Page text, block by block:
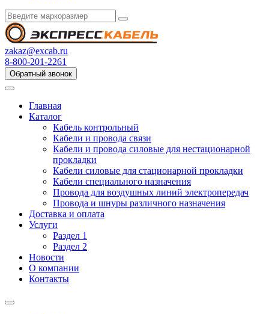
zakaz@excab.ru
8-800-201-2261
Обратный звонок
Главная
Каталог
Кабель контрольный
Кабели и провода связи
Кабели и провода силовые для нестационарной
прокладки
Кабели силовые для стационарной прокладки
Кабели специального назначения
Провода для воздушных линий электропередач
Провода и шнуры различного назначения
Доставка и оплата
Услуги
Раздел 1
Раздел 2
Новости
О компании
Контакты